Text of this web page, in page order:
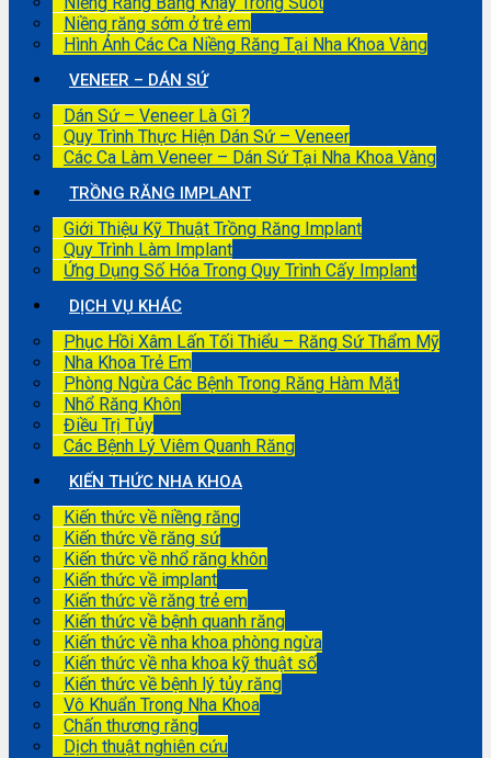
Niềng răng sớm ở trẻ em
Hình Ảnh Các Ca Niềng Răng Tại Nha Khoa Vàng
VENEER – DÁN SỨ
Dán Sứ – Veneer Là Gì ?
Quy Trình Thực Hiện Dán Sứ – Veneer
Các Ca Làm Veneer – Dán Sứ Tại Nha Khoa Vàng
TRỒNG RĂNG IMPLANT
Giới Thiệu Kỹ Thuật Trồng Răng Implant
Quy Trình Làm Implant
Ứng Dụng Số Hóa Trong Quy Trình Cấy Implant
DỊCH VỤ KHÁC
Phục Hồi Xâm Lấn Tối Thiểu – Răng Sứ Thẩm Mỹ
Nha Khoa Trẻ Em
Phòng Ngừa Các Bệnh Trong Răng Hàm Mặt
Nhổ Răng Khôn
Điều Trị Tủy
Các Bệnh Lý Viêm Quanh Răng
KIẾN THỨC NHA KHOA
Kiến thức về niềng răng
Kiến thức về răng sứ
Kiến thức về nhổ răng khôn
Kiến thức về implant
Kiến thức về răng trẻ em
Kiến thức về bệnh quanh răng
Kiến thức về nha khoa phòng ngừa
Kiến thức về nha khoa kỹ thuật số
Kiến thức về bệnh lý tủy răng
Vô Khuẩn Trong Nha Khoa
Chấn thương răng
Dịch thuật nghiên cứu